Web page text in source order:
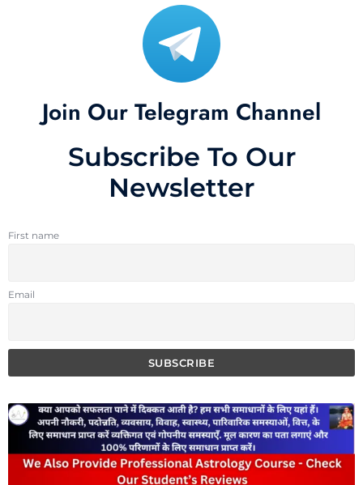
Join Our Telegram Channel
Subscribe To Our
Newsletter
First name
Email